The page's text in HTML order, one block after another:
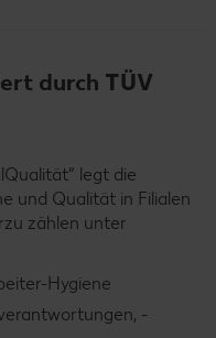
durch TÜV
legt die
und Qualität in Filialen
zählen unter
Hygiene
-